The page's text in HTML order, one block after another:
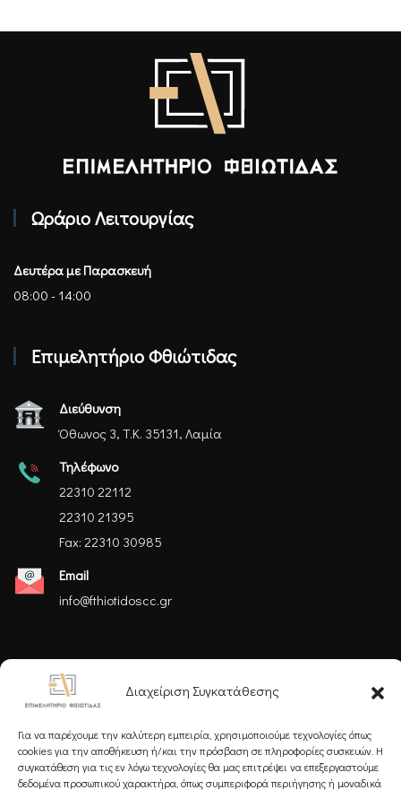
Διαχείριση Συγκατάθεσης
Για να παρέχουμε την καλύτερη εμπειρία, χρησιμοποιούμε τεχνολογίες όπως
cookies για την αποθήκευση ή/και την πρόσβαση σε πληροφορίες συσκευών. Η
συγκατάθεση για τις εν λόγω τεχνολογίες θα μας επιτρέψει να επεξεργαστούμε
δεδομένα προσωπικού χαρακτήρα, όπως συμπεριφορά περιήγησης ή μοναδικά
Ωράριο Λειτουργίας
Δευτέρα με Παρασκευή
08:00 - 14:00
Επιμελητήριο Φθιώτιδας
Διεύθυνση
Όθωνος 3, Τ.Κ. 35131, Λαμία
Τηλέφωνο
22310 22112
22310 21395
Fax: 22310 30985
Email
info@fthiotidoscc.gr
Ακολουθήστε μας